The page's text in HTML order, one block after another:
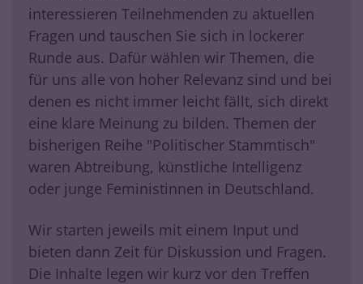
interessieren Teilnehmenden zu aktuellen
Fragen und tauschen Sie sich in lockerer
Runde aus. Dafür wählen wir Themen, die
für uns alle von hoher Relevanz sind und bei
denen es nicht immer leicht fällt, sich direkt
eine klare Meinung zu bilden. Themen der
bisherigen Reihe "Politischer Stammtisch"
waren Abtreibung, künstliche Intelligenz
oder junge Feministinnen in Deutschland.
Wir starten jeweils mit einem Input und
bieten dann Zeit für Diskussion und Fragen.
Die Inhalte legen wir kurz vor den Treffen